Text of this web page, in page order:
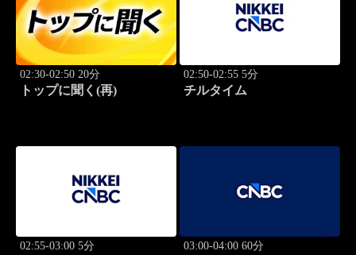
02:30-02:50 20分
トップに聞く(再)
02:50-02:55 5分
チルタイム
02:55-03:00 5分 03:00-04:00 60分